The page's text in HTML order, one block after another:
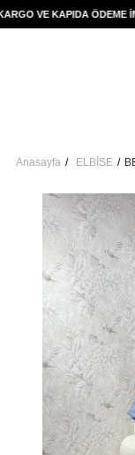
VE KAPIDA ÖDEME
Anasayfa ELBİSE